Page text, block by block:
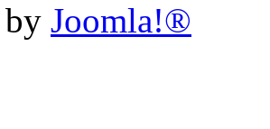
by Joomla!®